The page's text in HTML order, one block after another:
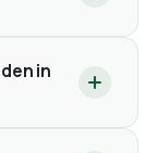
in